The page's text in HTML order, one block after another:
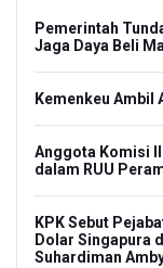
Pemerintah
Jaga Daya Beli
Kemenkeu Ambil
Anggota Komisi
dalam RUU
KPK Sebut
Dolar Singapura
Suhardiman